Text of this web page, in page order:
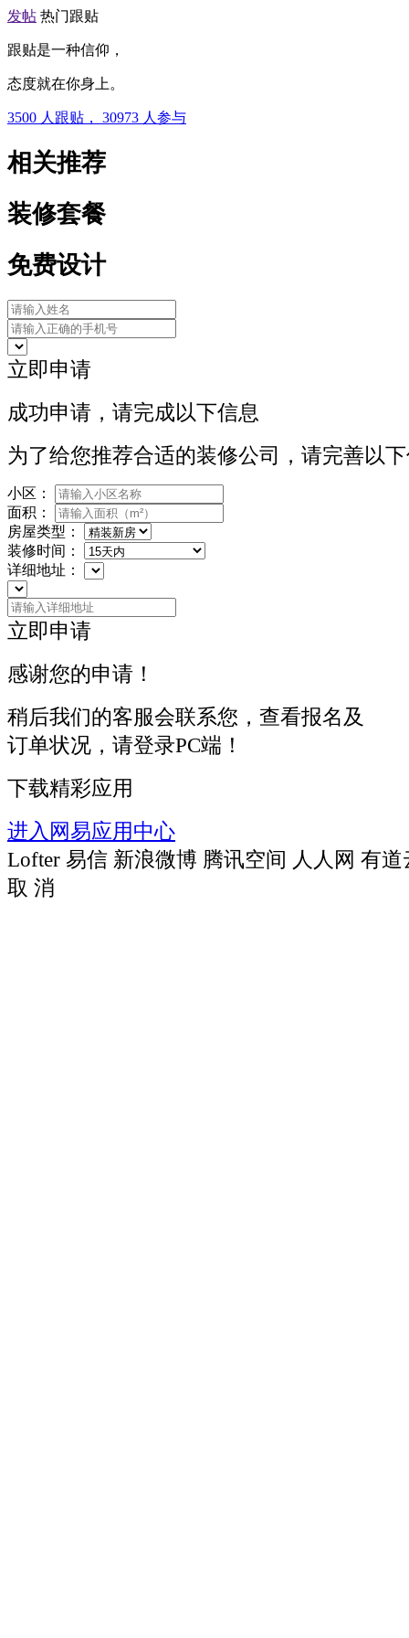
发帖 热门跟贴
跟贴是一种信仰，
态度就在你身上。
3500 人跟贴， 30973 人参与
相关推荐
装修套餐
免费设计
立即申请
成功申请，请完成以下信息
为了给您推荐合适的装修公司，请完善以
小区：
面积：
房屋类型：
装修时间：
详细地址：
立即申请
感谢您的申请！
稍后我们的客服会联系您，查看报名及
订单状况，请登录PC端！
下载精彩应用
进入网易应用中心
Lofter 易信 新浪微博 腾讯空间 人人网 有道
取 消